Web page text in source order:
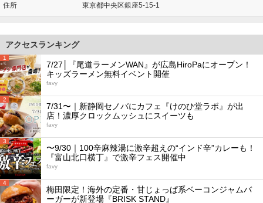
住所 東京都中央区銀座5-15-1
アクセスランキング
1
7/27│『尾道ラーメンWAN』が広島HiroPaにオープン！
キッズラーメン無料イベント開催
favy
2
7/31〜｜新静岡セノバにカフェ『けのひ堂ラボ』が出
店！濃厚クロックムッシュにスイーツも
favy
3
〜9/30｜100辛麻辣湯に激辛超えの“インド辛”カレーも！
『富山北口横丁』で激辛フェス開催中
favy
4
梅田限定！海外の定番・甘じょっぱ系ベーコンジャムバ
ーガーが新登場『BRISK STAND』